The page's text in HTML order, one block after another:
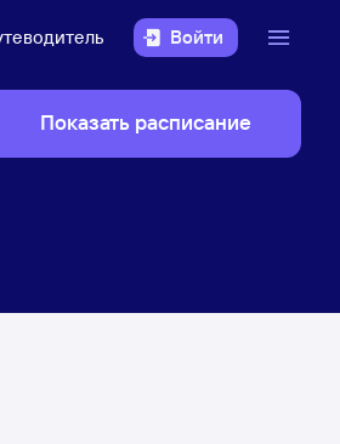
Войти
Показать расписание